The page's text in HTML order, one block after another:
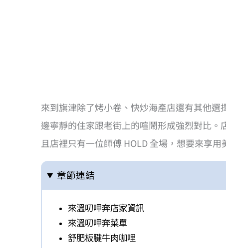
來到旗津除了烤小卷、快炒海產店還有其他
邊寧靜的住家跟老街上的喧鬧形成強烈對比
且店裡只有一位師傅 HOLD 全場，想要來享用
章節連結
來溫叨呷奔店家資訊
來溫叨呷奔菜單
舒肥板腱牛肉咖哩